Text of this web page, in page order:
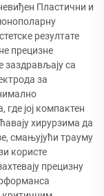
Пластични и
резултате
прецизне
заздрављају са
за
јој компактен
хирурзима да
смањујући трауму
користе
прецизну